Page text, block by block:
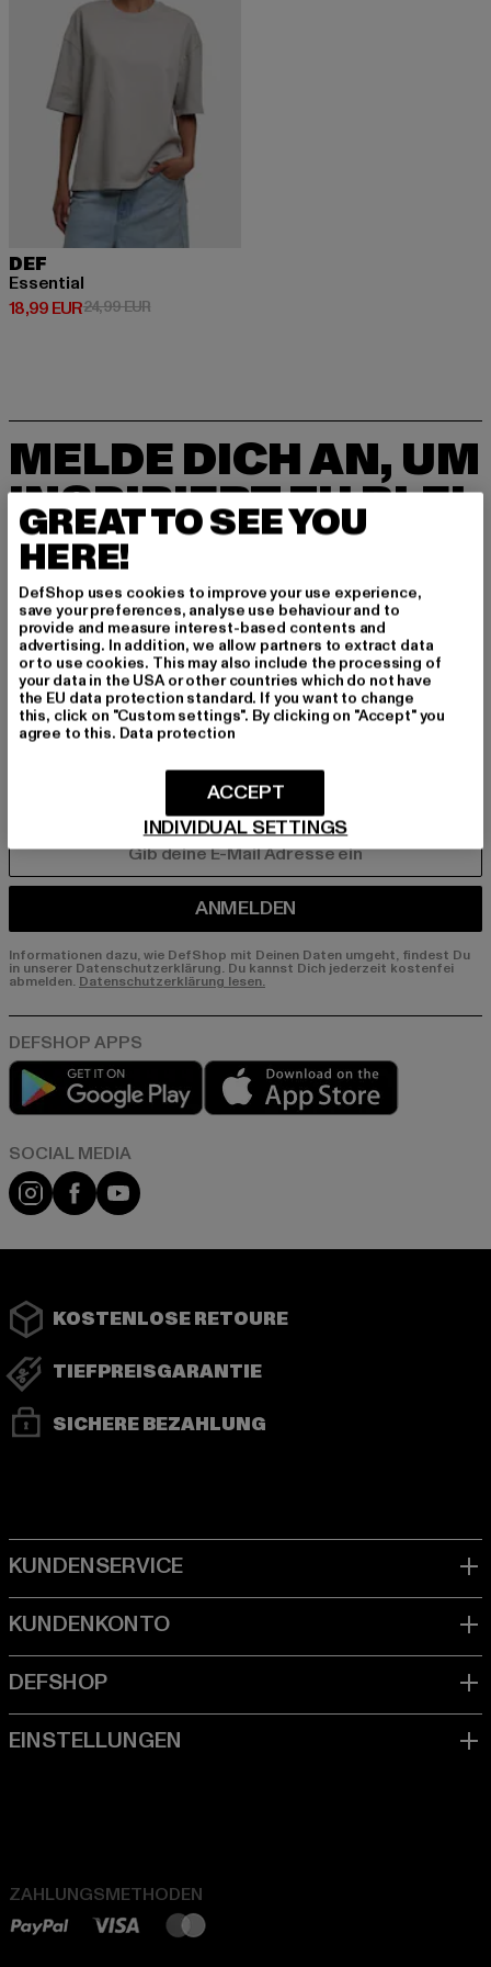
DEF
Essential
18,99 EUR
Derzeitiger Preis: 18,99 EUR
24,99 EURAktionspreis: 24,99 EUR
MELDE DICH AN, UM
INSPIRIERT ZU BLEI
BEN!
Melde dich hier für unseren Newsletter an und
erhalte künftig Informationen über aktuelle Tre
nds, Angebote und Gutscheine von DefShop p
er E-Mail!
An welchen Produkten bist du interessiert?
ANMELDEN
Informationen dazu, wie DefShop mit Deinen Daten umgeht, findest Du
in unserer Datenschutzerklärung. Du kannst Dich jederzeit kostenfei
abmelden. Datenschutzerklärung lesen.
Play market
Instagram
FacebookYouTube
KOSTENLOSE RETOURE
TIEFPREISGARANTIE
SICHERE BEZAHLUNG
ZAHLUNGSMETHODEN
GREAT TO SEE YOU
HERE!
DefShop uses cookies to improve your use experience,
save your preferences, analyse use behaviour and to
provide and measure interest-based contents and
advertising. In addition, we allow partners to extract data
or to use cookies. This may also include the processing of
your data in the USA or other countries which do not have
the EU data protection standard. If you want to change
this, click on "Custom settings". By clicking on "Accept" you
agree to this. Data protection
INDIVIDUAL SETTINGS
ACCEPT